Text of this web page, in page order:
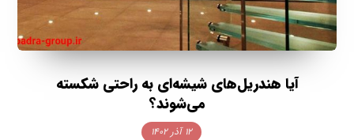
آیا هندریل‌های شیشه‌ای به راحتی شکسته
می‌شوند؟
۱۲ آذر ۱۴۰۲